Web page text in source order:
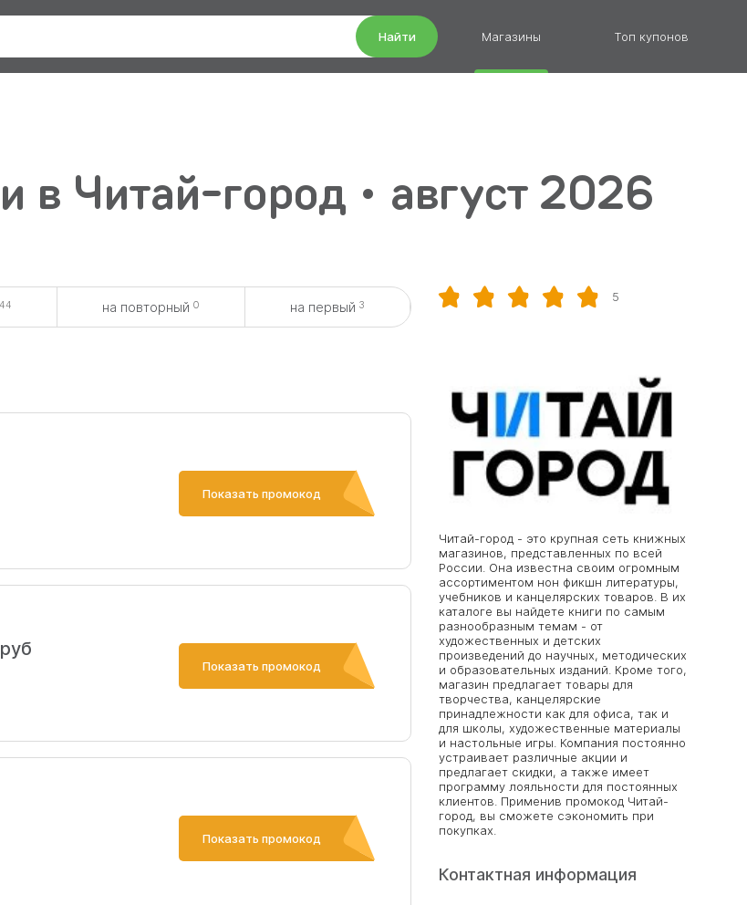
Найти Магазины Топ купонов
в Читай-город • август 2026
44 на повторный 0 на первый 3
Показать промокод
Показать промокод
Показать промокод
5
Читай-город - это крупная сеть книжных
магазинов, представленных по всей
России. Она известна своим огромным
ассортиментом нон фикшн литературы,
учебников и канцелярских товаров. В их
каталоге вы найдете книги по самым
разнообразным темам - от
художественных и детских
произведений до научных, методических
и образовательных изданий. Кроме того,
магазин предлагает товары для
творчества, канцелярские
принадлежности как для офиса, так и
для школы, художественные материалы
и настольные игры. Компания постоянно
устраивает различные акции и
предлагает скидки, а также имеет
программу лояльности для постоянных
клиентов. Применив промокод Читай-
город, вы сможете сэкономить при
покупках.
Контактная информация